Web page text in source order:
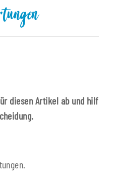
diesen Artikel ab und hilf